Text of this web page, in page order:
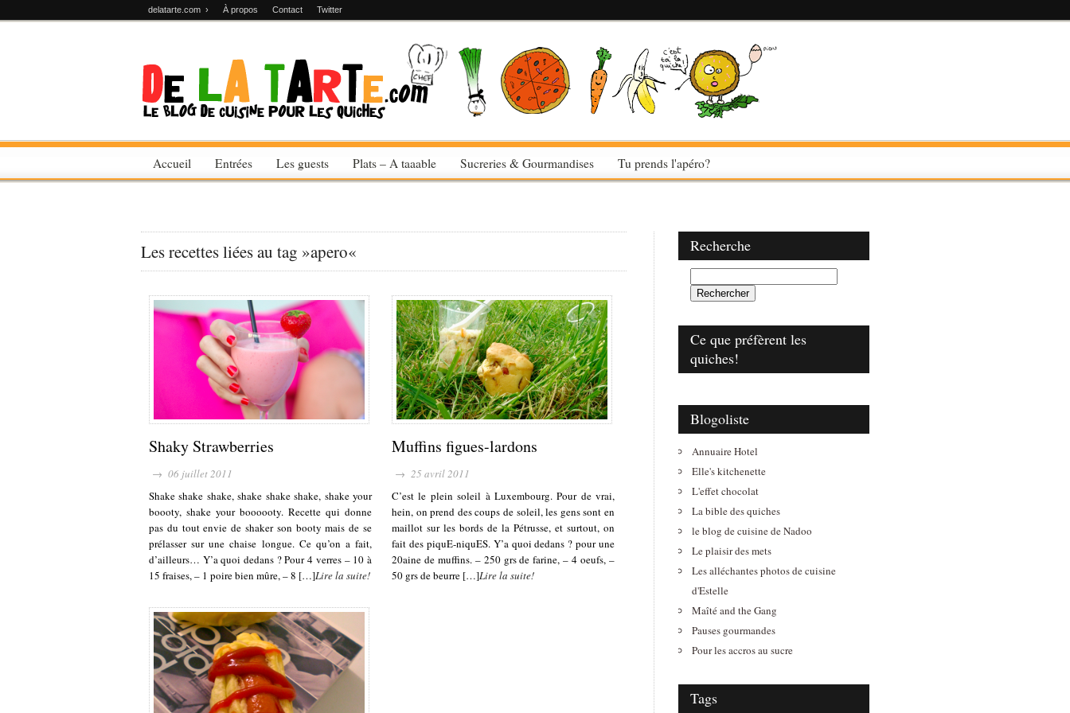
delatarte.com › À propos Contact Twitter
Accueil Entrées Les guests Plats – A taaable Sucreries & Gourmandises Tu prends l'apéro?
Les recettes liées au tag »apero«
Shaky Strawberries
→ 06 juillet 2011
Shake shake shake, shake shake shake, shake your
boooty, shake your boooooty. Recette qui donne
pas du tout envie de shaker son booty mais de se
prélasser sur une chaise longue. Ce qu’on a fait,
d’ailleurs… Y’a quoi dedans ? Pour 4 verres – 10 à
15 fraises, – 1 poire bien mûre, – 8 […]Lire la suite!
Muffins figues-lardons
→ 25 avril 2011
C’est le plein soleil à Luxembourg. Pour de vrai,
hein, on prend des coups de soleil, les gens sont en
maillot sur les bords de la Pétrusse, et surtout, on
fait des piquE-niquES. Y’a quoi dedans ? pour une
20aine de muffins. – 250 grs de farine, – 4 oeufs, –
50 grs de beurre […]Lire la suite!
Recherche
Ce que préfèrent les
quiches!
Blogoliste
Annuaire Hotel
Elle's kitchenette
L'effet chocolat
La bible des quiches
le blog de cuisine de Nadoo
Le plaisir des mets
Les alléchantes photos de cuisine
d'Estelle
Maîté and the Gang
Pauses gourmandes
Pour les accros au sucre
Tags